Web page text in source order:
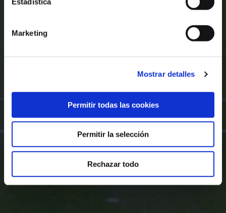
Marketing
Mostrar detalles
Permitir todas las cookies
Permitir la selección
Rechazar todo